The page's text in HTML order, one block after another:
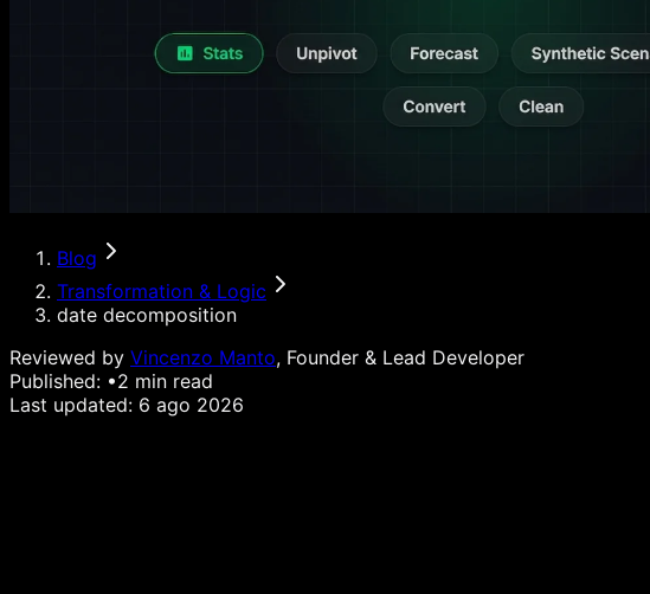
Blog
Transformation & Logic
date decomposition
Reviewed by Vincenzo Manto, Founder & Lead Developer
Published: •2 min read
Last updated: 6 ago 2026